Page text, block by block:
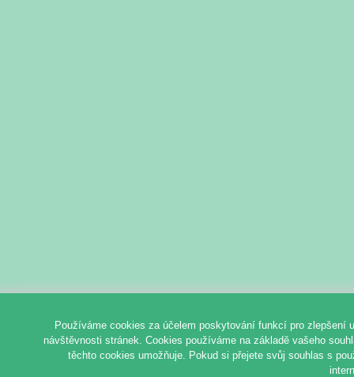
Používáme cookies za účelem poskytování funkcí pro zlepšení
návštěvnosti stránek. Cookies používáme na základě vašeho
těchto cookies umožňuje. Pokud si přejete svůj souhlas s